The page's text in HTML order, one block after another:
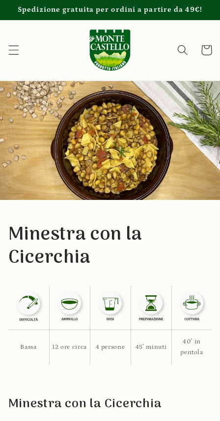
direttamente
ai contenuti
Spedizione gratuita per ordini a partire da 49€!
Carrello
Minestra con la
Cicerchia
Bassa 12 ore circa 4 persone 45' minuti
40' in
pentola
Minestra con la Cicerchia